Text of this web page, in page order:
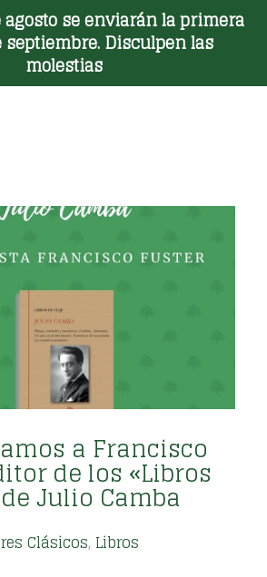
agosto se enviarán la primera
septiembre. Disculpen las
molestias
Toggle Menu
a Francisco
de los «Libros
Julio Camba
Clásicos, Libros